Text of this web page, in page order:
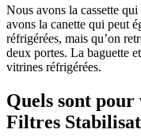
Nous avons la cassette
avons la canette qui peut
réfrigérées, mais qu’on
deux portes. La baguette
vitrines réfrigérées.
Quels sont pour
Filtres